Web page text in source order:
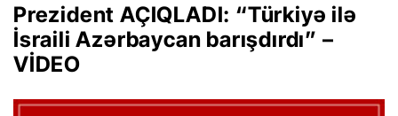
Prezident AÇIQLADI: “Türkiyə ilə
İsraili Azərbaycan barışdırdı” –
VİDEO